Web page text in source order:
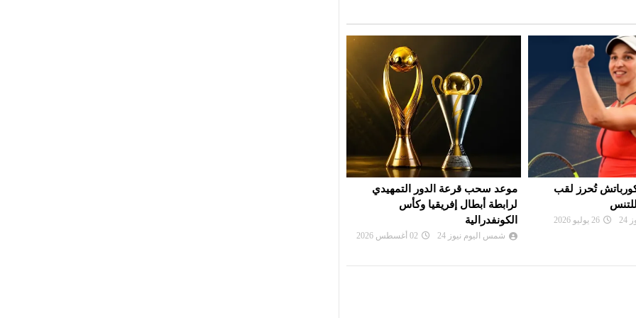
الدور التمهيدي
وكأس
بي أس جي يزاحم ريال مدريد في
صفقة ديوماندي
شمس اليوم نيوز 24